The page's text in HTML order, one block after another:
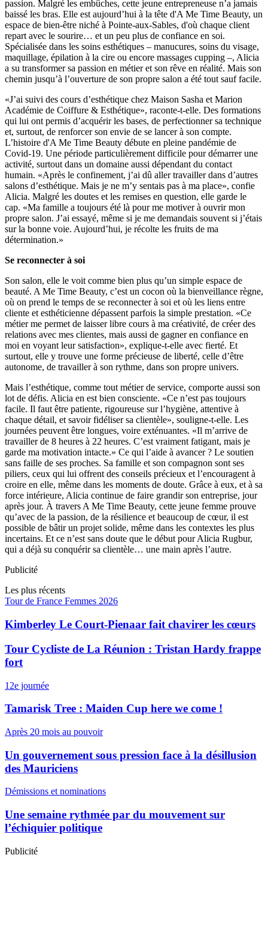
passion. Malgré les embûches, cette jeune entrepreneuse n’a jamais
baissé les bras. Elle est aujourd’hui à la tête d'A Me Time Beauty, un
espace de bien-être niché à Pointe-aux-Sables, d'où chaque client
repart avec le sourire… et un peu plus de confiance en soi.
Spécialisée dans les soins esthétiques – manucures, soins du visage,
maquillage, épilation à la cire ou encore massages cupping –, Alicia
a su transformer sa passion en métier et son rêve en réalité. Mais son
chemin jusqu’à l’ouverture de son propre salon a été tout sauf facile.
«J’ai suivi des cours d’esthétique chez Maison Sasha et Marion
Académie de Coiffure & Esthétique», raconte-t-elle. Des formations
qui lui ont permis d’acquérir les bases, de perfectionner sa technique
et, surtout, de renforcer son envie de se lancer à son compte.
L’histoire d'A Me Time Beauty débute en pleine pandémie de
Covid-19. Une période particulièrement difficile pour démarrer une
activité, surtout dans un domaine aussi dépendant du contact
humain. «Après le confinement, j’ai dû aller travailler dans d’autres
salons d’esthétique. Mais je ne m’y sentais pas à ma place», confie
Alicia. Malgré les doutes et les remises en question, elle garde le
cap. «Ma famille a toujours été là pour me motiver à ouvrir mon
propre salon. J’ai essayé, même si je me demandais souvent si j’étais
sur la bonne voie. Aujourd’hui, je récolte les fruits de ma
détermination.»
Se reconnecter à soi
Son salon, elle le voit comme bien plus qu’un simple espace de
beauté. A Me Time Beauty, c’est un cocon où la bienveillance règne,
où on prend le temps de se reconnecter à soi et où les liens entre
cliente et esthéticienne dépassent parfois la simple prestation. «Ce
métier me permet de laisser libre cours à ma créativité, de créer des
relations avec mes clientes, mais aussi de gagner en confiance en
moi en voyant leur satisfaction», explique-t-elle avec fierté. Et
surtout, elle y trouve une forme précieuse de liberté, celle d’être
autonome, de travailler à son rythme, dans son propre univers.
Mais l’esthétique, comme tout métier de service, comporte aussi son
lot de défis. Alicia en est bien consciente. «Ce n’est pas toujours
facile. Il faut être patiente, rigoureuse sur l’hygiène, attentive à
chaque détail, et savoir fidéliser sa clientèle», souligne-t-elle. Les
journées peuvent être longues, voire exténuantes. «Il m’arrive de
travailler de 8 heures à 22 heures. C’est vraiment fatigant, mais je
garde ma motivation intacte.» Ce qui l’aide à avancer ? Le soutien
sans faille de ses proches. Sa famille et son compagnon sont ses
piliers, ceux qui lui offrent des conseils précieux et l’encouragent à
croire en elle, même dans les moments de doute. Grâce à eux, et à sa
force intérieure, Alicia continue de faire grandir son entreprise, jour
après jour. À travers A Me Time Beauty, cette jeune femme prouve
qu’avec de la passion, de la résilience et beaucoup de cœur, il est
possible de bâtir un projet solide, même dans les contextes les plus
incertains. Et ce n’est sans doute que le début pour Alicia Rugbur,
qui a déjà su conquérir sa clientèle… une main après l’autre.
Publicité
Les plus récents
Tour de France Femmes 2026
Kimberley Le Court-Pienaar fait chavirer les cœurs
Tour Cycliste de La Réunion : Tristan Hardy frappe
fort
12e journée
Tamarisk Tree : Maiden Cup here we come !
Après 20 mois au pouvoir
Un gouvernement sous pression face à la désillusion
des Mauriciens
Démissions et nominations
Une semaine rythmée par du mouvement sur
l’échiquier politique
Publicité